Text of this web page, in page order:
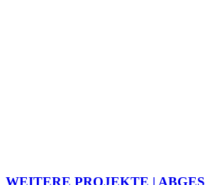
WEITERE PROJEKTE |